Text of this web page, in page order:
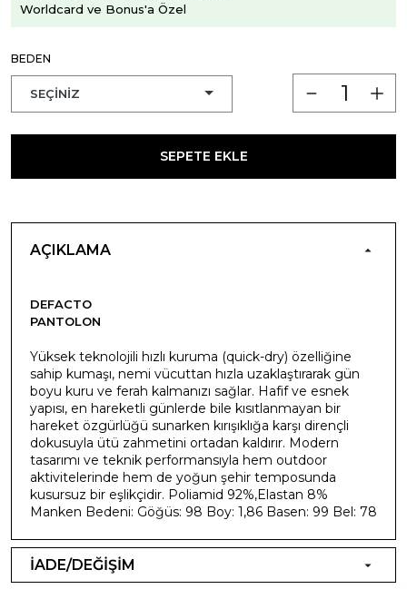
Worldcard ve Bonus'a Özel
BEDEN
SEPETE EKLE
AÇIKLAMA
DEFACTO
PANTOLON
Yüksek teknolojili hızlı kuruma (quick-dry) özelliğine
sahip kumaşı, nemi vücuttan hızla uzaklaştırarak gün
boyu kuru ve ferah kalmanızı sağlar. Hafif ve esnek
yapısı, en hareketli günlerde bile kısıtlanmayan bir
hareket özgürlüğü sunarken kırışıklığa karşı dirençli
dokusuyla ütü zahmetini ortadan kaldırır. Modern
tasarımı ve teknik performansıyla hem outdoor
aktivitelerinde hem de yoğun şehir temposunda
kusursuz bir eşlikçidir. Poliamid 92%,Elastan 8%
Manken Bedeni: Göğüs: 98 Boy: 1,86 Basen: 99 Bel: 78
İADE/DEĞİŞİM